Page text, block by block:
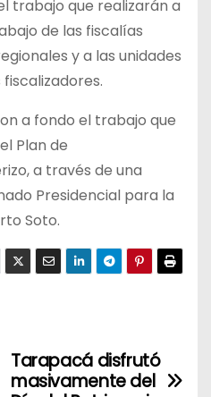
trabajo que realizarán a
de las fiscalías
y a las unidades
a fondo el trabajo que
Plan de
a través de una
Presidencial para la
Soto.
Tarapacá disfrutó
masivamente del